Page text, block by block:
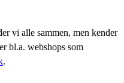
vi alle sammen, men kender
bl.a. webshops som
.